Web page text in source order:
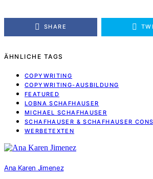
SHARE
ÄHNLICHE TAGS
COPYWRITING
COPYWRITING-AUSBILDUNG
FEATURED
LOBNA SCHAFHAUSER
MICHAEL SCHAFHAUSER
SCHAFHAUSER & SCHAFHAUSER
WERBETEXTEN
Ana Karen Jimenez